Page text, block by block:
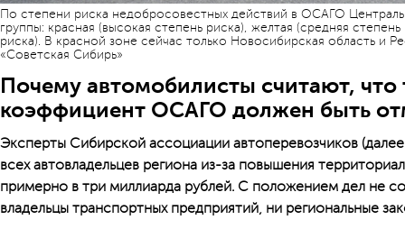
По степени риска недобросовестных действий в ОСАГО
группы: красная (высокая степень риска), желтая (средняя степень
риска). В красной зоне сейчас только Новосибирская область и
«Советская Сибирь»
Почему автомобилисты считают,
коэффициент ОСАГО должен быть
Эксперты Сибирской ассоциа­ции автоперевозчиков
всех автовладельцев региона из-за повышения
примерно в три миллиарда рублей. С положением дел не
владельцы транспортных предприятий, ни региональные